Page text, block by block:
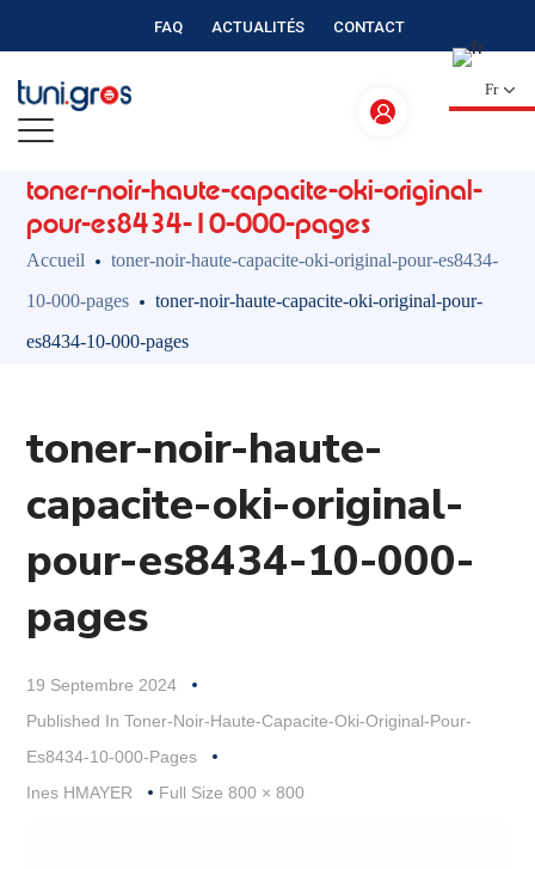
FAQ ACTUALITÉS CONTACT
Fr
toner-noir-haute-capacite-oki-original-
pour-es8434-10-000-pages
Accueil
toner-noir-haute-capacite-oki-original-pour-es8434-
10-000-pages
toner-noir-haute-capacite-oki-original-pour-
es8434-10-000-pages
toner-noir-haute-
capacite-oki-original-
pour-es8434-10-000-
pages
19 Septembre 2024
Published InToner-Noir-Haute-Capacite-Oki-Original-Pour-
Es8434-10-000-Pages
Ines HMAYER
Full
Full Size 800 × 800